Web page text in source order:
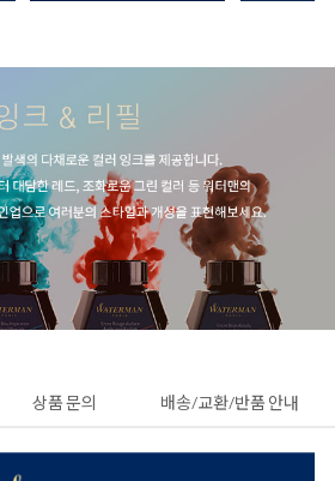
상품 문의 배송/교환/반품 안내